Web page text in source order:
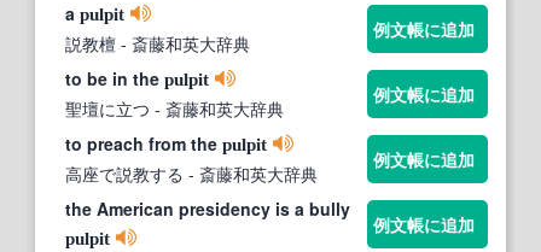
a pulpit
説教檀 - 斎藤和英大辞典
例文帳に追加
to be in the pulpit
聖壇に立つ - 斎藤和英大辞典
例文帳に追加
to preach from the pulpit
高座で説教する - 斎藤和英大辞典
例文帳に追加
the American presidency is a bully
pulpit
例文帳に追加